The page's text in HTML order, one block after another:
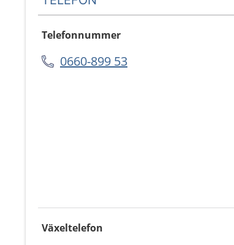
Telefonnummer
0660-899 53
Växeltelefon